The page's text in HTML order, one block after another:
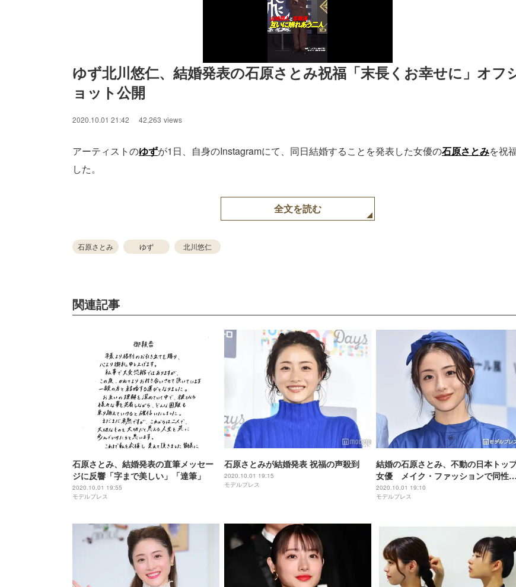
ゆず北川悠仁、結婚発表の石原さとみ祝福「末長くお幸せに」オフ
ョット公開
2020.10.01 21:42 42,263 views
アーティストのゆずが1日、自身のInstagramにて、同日結婚することを発表した女優の石原さとみを祝
した。
全文を読む
石原さとみ ゆず 北川悠仁
関連記事
石原さとみ、結婚発表の直筆メッセー
ジに反響「字まで美しい」「達筆」
2020.10.01 19:55
モデルプレス
石原さとみが結婚発表 祝福の声殺到
2020.10.01 19:15
モデルプレス
結婚の石原さとみ、不動の日本トッ
女優 メイク・ファッションで同性か
らも圧倒的支持＜略歴＞
2020.10.01 19:10
モデルプレス